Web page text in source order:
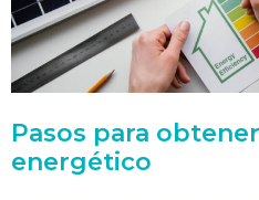
Pasos para
energético